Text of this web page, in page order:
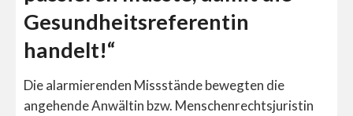
Gesundheitsreferentin
handelt!“
Die alarmierenden Missstände bewegten die
angehende Anwältin bzw. Menschenrechtsjuristin